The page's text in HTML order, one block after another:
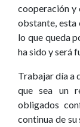
cooperación y
obstante, esta
lo que queda
ha sido y será
Trabajar día a
que sea un
obligados
continua de